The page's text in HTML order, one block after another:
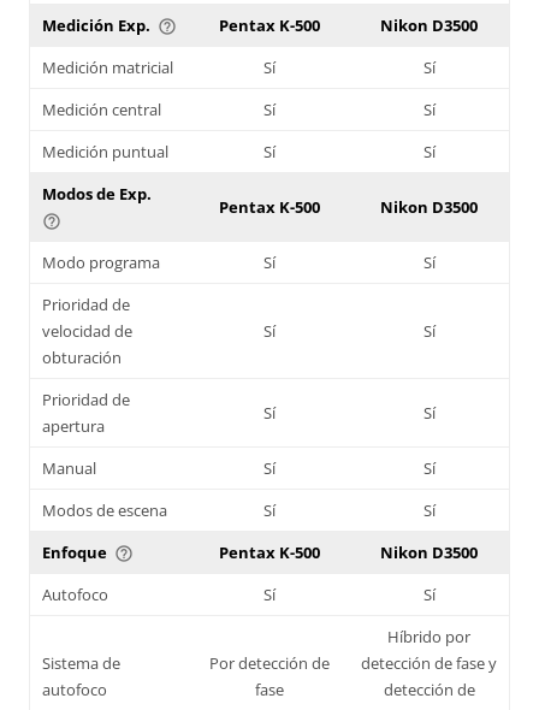
Medición Exp. help_outline Pentax K-500
Nikon D3500
Medición matricial
Sí
Sí
Medición central
Sí
Sí
Medición puntual
Sí
Sí
Modos de Exp.
help_outline
Pentax K-500 Nikon D3500
Modo programa Sí
Sí
Prioridad de
velocidad de
obturación
Sí Sí
Prioridad de
apertura
Sí Sí
Manual Sí
Sí
Modos de escena
Sí
Sí
Enfoque help_outline Pentax K-500
Nikon D3500
Autofoco
Sí Sí
Sistema de
autofoco
Por detección de
fase
Híbrido por
detección de fase y
detección de